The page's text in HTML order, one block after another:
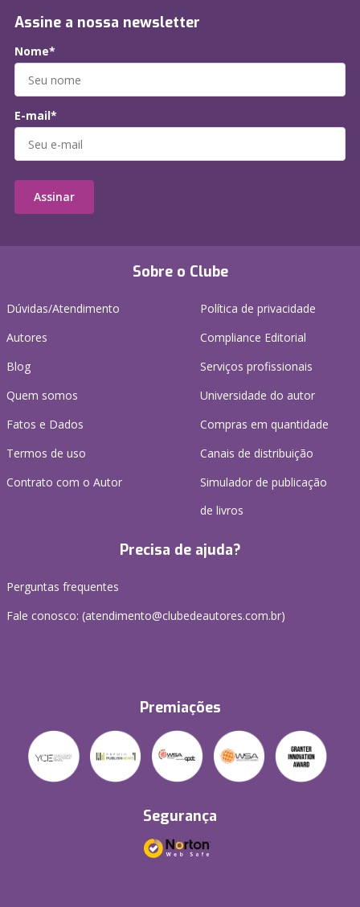
Sobre o Clube
Dúvidas/Atendimento
Autores
Blog
Quem somos
Fatos e Dados
Termos de uso
Contrato com o Autor
Política de privacidade
Compliance Editorial
Serviços profissionais
Universidade do autor
Compras em quantidade
Canais de distribuição
Simulador de publicação
de livros
Precisa de ajuda?
Perguntas frequentes
Fale conosco: (atendimento@clubedeautores.com.br)
Premiações
Segurança
Assine a nossa newsletter
Nome*
E-mail*
Assinar